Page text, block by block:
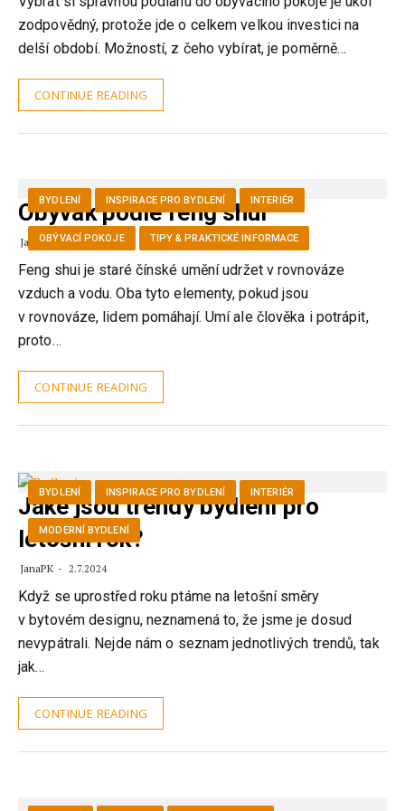
zodpovědný, protože jde o celkem velkou investici na
delší období. Možností, z čeho vybírat, je poměrně…
CONTINUE READING
BYDLENÍ INSPIRACE PRO BYDLENÍ INTERIÉR
OBÝVACÍ POKOJE TIPY & PRAKTICKÉ INFORMACE
Obývák podle feng shui
JanaPK 9.7.2024
Feng shui je staré čínské umění udržet v rovnováze
vzduch a vodu. Oba tyto elementy, pokud jsou
v rovnováze, lidem pomáhají. Umí ale člověka i potrápit,
proto…
CONTINUE READING
BYDLENÍ INSPIRACE PRO BYDLENÍ INTERIÉR
MODERNÍ BYDLENÍ
Jaké jsou trendy bydlení pro
letošní rok?
JanaPK 2.7.2024
Když se uprostřed roku ptáme na letošní směry
v bytovém designu, neznamená to, že jsme je dosud
nevypátrali. Nejde nám o seznam jednotlivých trendů, tak
jak…
CONTINUE READING